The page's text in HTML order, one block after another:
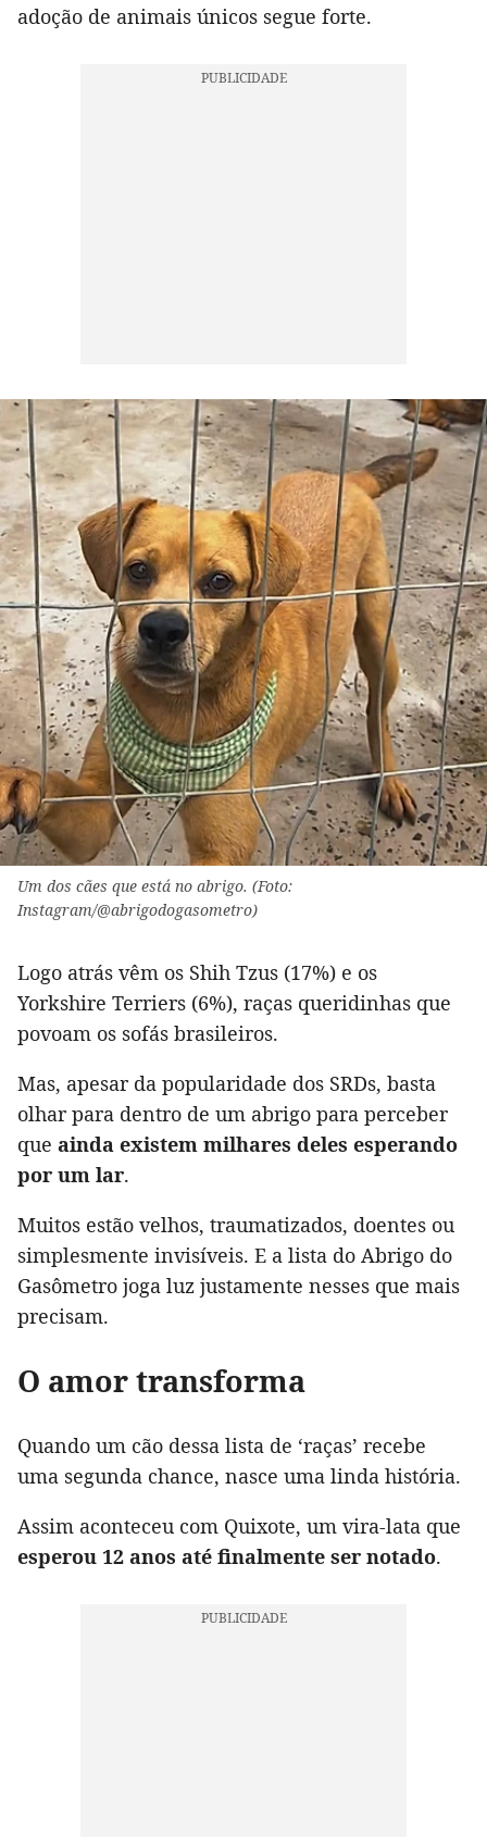
adoção de animais únicos segue forte.
Um dos cães que está no abrigo. (Foto:
Instagram/@abrigodogasometro)
Logo atrás vêm os Shih Tzus (17%) e os
Yorkshire Terriers (6%), raças queridinhas que
povoam os sofás brasileiros.
Mas, apesar da popularidade dos SRDs, basta
olhar para dentro de um abrigo para perceber
que ainda existem milhares deles esperando
por um lar.
Muitos estão velhos, traumatizados, doentes ou
simplesmente invisíveis. E a lista do Abrigo do
Gasômetro joga luz justamente nesses que mais
precisam.
O amor transforma
Quando um cão dessa lista de ‘raças’ recebe
uma segunda chance, nasce uma linda história.
Assim aconteceu com Quixote, um vira-lata que
esperou 12 anos até finalmente ser notado.